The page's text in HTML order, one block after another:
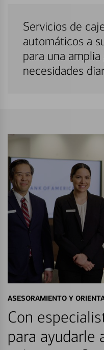
Servicios de
automáticos a
para una
necesidades
ASESORAMIENTO Y
Con
para ayudarle